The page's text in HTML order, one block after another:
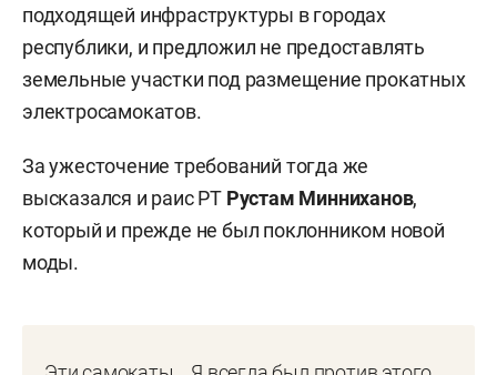
подходящей инфраструктуры в городах
республики, и предложил не предоставлять
земельные участки под размещение прокатных
электросамокатов.
За ужесточение требований тогда же
высказался и раис РТ Рустам Минниханов,
который и прежде не был поклонником новой
моды.